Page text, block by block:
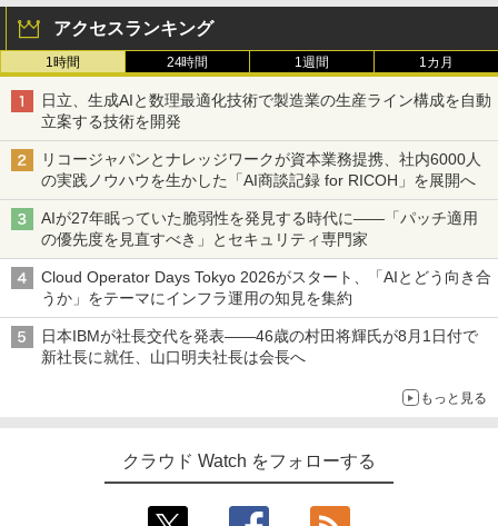
アクセスランキング
1時間 24時間 1週間 1カ月
日立、生成AIと数理最適化技術で製造業の生産ライン構成を自動
立案する技術を開発
リコージャパンとナレッジワークが資本業務提携、社内6000人
の実践ノウハウを生かした「AI商談記録 for RICOH」を展開へ
AIが27年眠っていた脆弱性を発見する時代に――「パッチ適用
の優先度を見直すべき」とセキュリティ専門家
Cloud Operator Days Tokyo 2026がスタート、「AIとどう向き合
うか」をテーマにインフラ運用の知見を集約
日本IBMが社長交代を発表――46歳の村田将輝氏が8月1日付で
新社長に就任、山口明夫社長は会長へ
もっと見る
クラウド Watch をフォローする